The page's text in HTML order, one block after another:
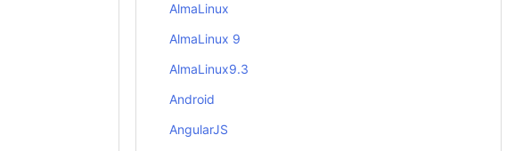
AlmaLinux
AlmaLinux 9
AlmaLinux9.3
Android
AngularJS